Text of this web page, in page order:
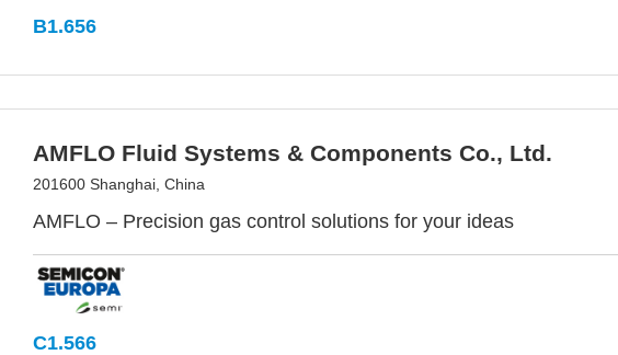
B1.656
AMFLO Fluid Systems & Components Co., Ltd.
201600 Shanghai, China
AMFLO – Precision gas control solutions for your ideas
C1.566